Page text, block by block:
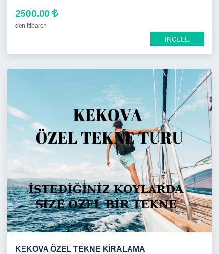
2500.00
den itibaren
İNCELE
KEKOVA ÖZEL TEKNE KİRALAMA